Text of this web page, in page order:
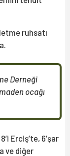
ruhsatı
Derneği
ocağı
Erciş’te, 6’şar
ve diğer